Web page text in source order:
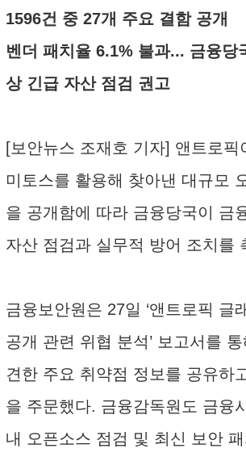
1596건 중 27개 주요 결함 공개
벤더 패치율 6.1% 불과... 금융당
상 긴급 자산 점검 권고
[보안뉴스 조재호 기자] 앤트로픽
미토스를 활용해 찾아낸 대규모
을 공개함에 따라 금융당국이 금
자산 점검과 실무적 방어 조치를
금융보안원은 27일 ‘앤트로픽 글
공개 관련 위협 분석’ 보고서를
견한 주요 취약점 정보를 공유하
을 주문했다. 금융감독원도 금융
내 오픈소스 점검 및 최신 보안